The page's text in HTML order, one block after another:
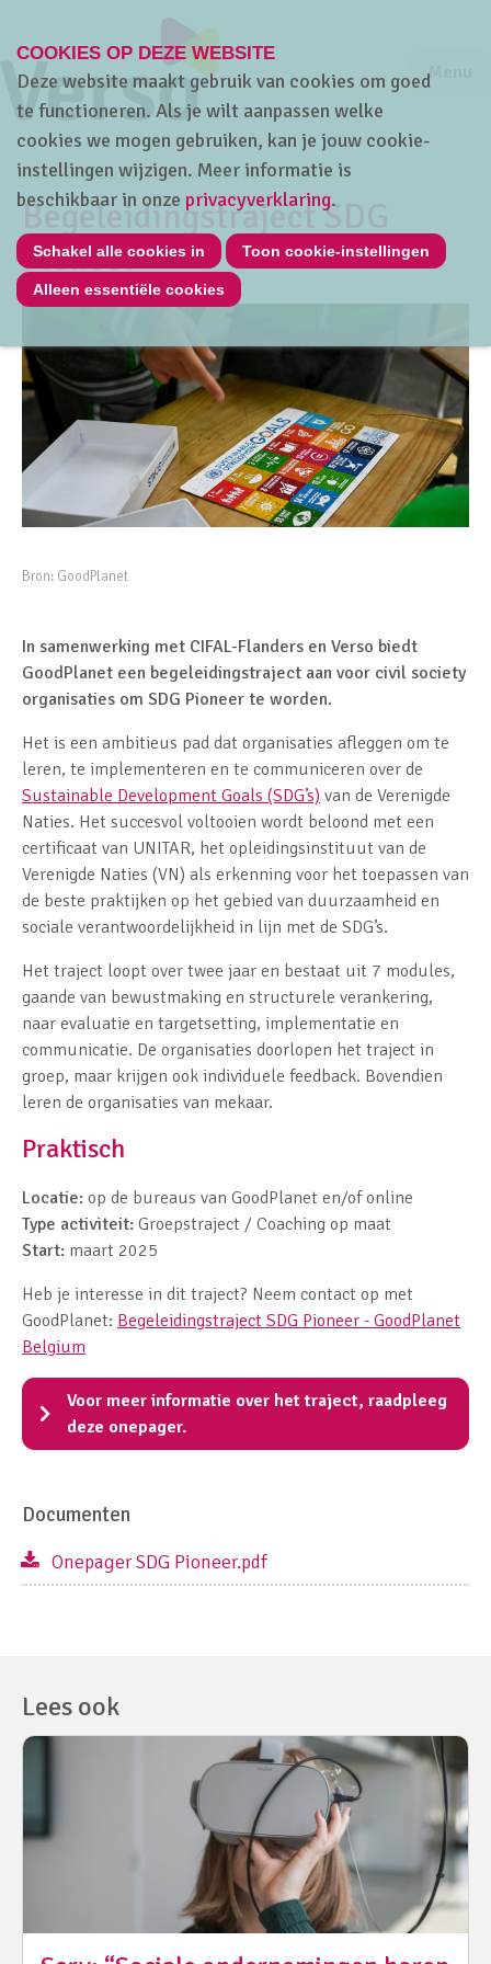
Jump
Menu
Home Thema's Sociaal overleg
Begeleidingstraject SDG
Pioneer
Bron: GoodPlanet
In samenwerking met CIFAL-Flanders en Verso biedt
GoodPlanet een begeleidingstraject aan voor civil society
organisaties om SDG Pioneer te worden.
Het is een ambitieus pad dat organisaties afleggen om te
leren, te implementeren en te communiceren over de
Sustainable Development Goals (SDG’s) van de Verenigde
Naties. Het succesvol voltooien wordt beloond met een
certificaat van UNITAR, het opleidingsinstituut van de
Verenigde Naties (VN) als erkenning voor het toepassen van
de beste praktijken op het gebied van duurzaamheid en
sociale verantwoordelijkheid in lijn met de SDG’s.
Het traject loopt over twee jaar en bestaat uit 7 modules,
gaande van bewustmaking en structurele verankering,
naar evaluatie en targetsetting, implementatie en
communicatie. De organisaties doorlopen het traject in
groep, maar krijgen ook individuele feedback. Bovendien
leren de organisaties van mekaar.
Praktisch
Locatie: op de bureaus van GoodPlanet en/of online
Type activiteit: Groepstraject / Coaching op maat
Start: maart 2025
Heb je interesse in dit traject? Neem contact op met
GoodPlanet: Begeleidingstraject SDG Pioneer - GoodPlanet
Belgium
Voor meer informatie over het traject, raadpleeg
deze onepager.
Documenten
Onepager SDG Pioneer.pdf
Lees ook
COOKIES OP DEZE WEBSITE
Deze website maakt gebruik van cookies om goed
te functioneren. Als je wilt aanpassen welke
cookies we mogen gebruiken, kan je jouw cookie-
instellingen wijzigen. Meer informatie is
beschikbaar in onze privacyverklaring.
Schakel alle cookies in Toon cookie-instellingen
Alleen essentiële cookies